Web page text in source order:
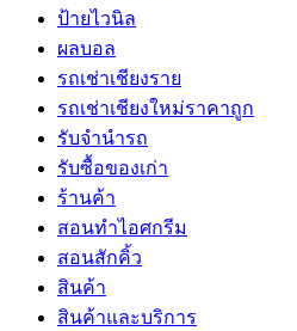
ป้ายไวนิล
ผลบอล
รถเช่าเชียงราย
รถเช่าเชียงใหม่ราคาถูก
รับจำนำรถ
รับซื้อของเก่า
ร้านค้า
สอนทำไอศกรีม
สอนสักคิ้ว
สินค้า
สินค้าและบริการ